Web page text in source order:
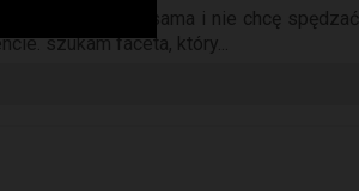
i ochotę, jestem sama i nie chcę spędzać
szukam faceta, który...